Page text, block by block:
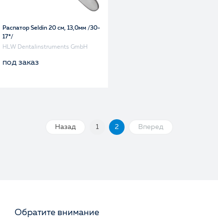
Распатор Seldin 20 см, 13,0мм /30-
17*/
HLW Dentalinstruments GmbH
под заказ
Назад 1 2 Вперед
Обратите внимание